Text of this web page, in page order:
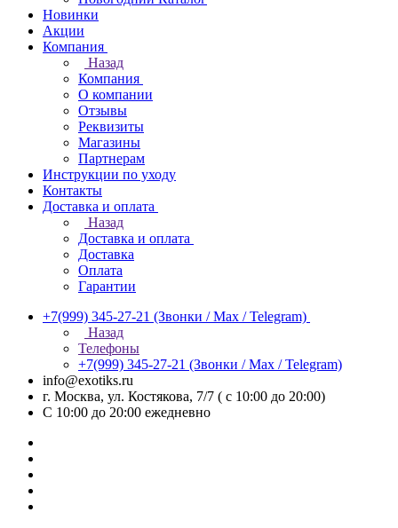
Новинки
Акции
Компания
Назад
Компания
О компании
Отзывы
Реквизиты
Магазины
Партнерам
Инструкции по уходу
Контакты
Доставка и оплата
Назад
Доставка и оплата
Доставка
Оплата
Гарантии
+7(999) 345-27-21 (Звонки / Max / Telegram)
Назад
Телефоны
+7(999) 345-27-21 (Звонки / Max / Telegram)
info@exotiks.ru
г. Москва, ул. Костякова, 7/7 ( с 10:00 до 20:00)
С 10:00 до 20:00 ежедневно